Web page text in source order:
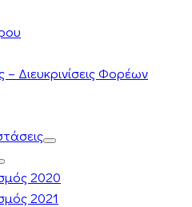
Διευκρινίσεις Φορέων
2020
2021